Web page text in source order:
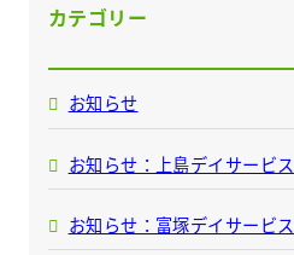
カテゴリー
お知らせ
お知らせ：上島デイサービス
お知らせ：富塚デイサービス